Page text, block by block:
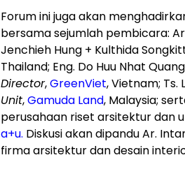
Forumini juga akan
bersama sejumlah pembicara:
Jenchieh Hung + Kulthida
Thailand; Eng. Do Huu Nhat
Director,GreenViet,Vietnam; Ts.
Unit,Gamuda Land, Malaysia;
perusahaan riset arsitektur dan
a+u. Diskusi akan dipandu Ar.
firma arsitektur dan desain